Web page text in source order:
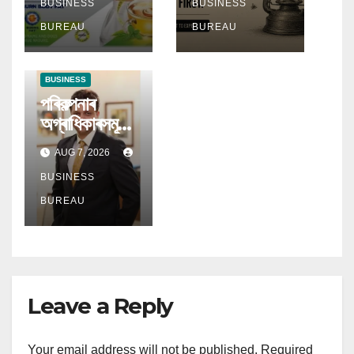
পানীয়ৰ
ক্ৰমবৰ্ধমান চাহিদা
BUSINESS
BUREAU
উৰ্ধ্বলৈ গৈ চাবলৈ
আহ্বান ডিএছপি
মিউচুৱেল ফাণ্ডৰ
BUSINESS
BUREAU
BUSINESS
পৰিকল্পনাৰ
অগ্ৰাধিকাৰসমূহ
বিকশিত হোৱাৰ
লগে লগে
অৱসৰকালীন
উপাৰ্জনে লাভ
কৰিছে প্ৰধান
AUG 7, 2026
BUSINESS
BUREAU
Leave a Reply
Your email address will not be published. Required